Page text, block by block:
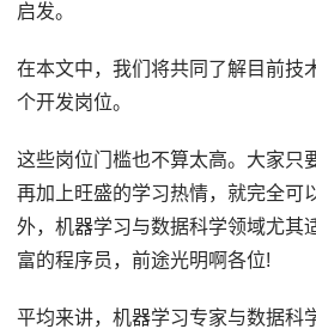
启发。
在本文中，我们将共同了解目前技
个开发岗位。
这些岗位门槛也不算太高。大家只
再加上旺盛的学习热情，就完全可
外，机器学习与数据科学领域尤其
富的程序员，前途光明啊各位!
平均来讲，机器学习专家与数据科